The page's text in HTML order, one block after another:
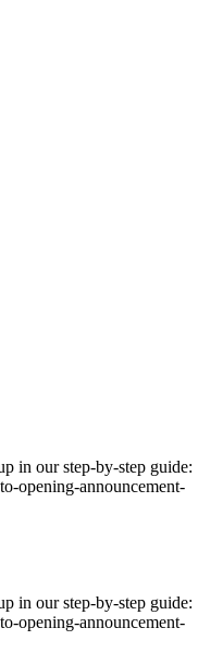
in our step-by-step guide:
opening-announcement-
in our step-by-step guide:
opening-announcement-